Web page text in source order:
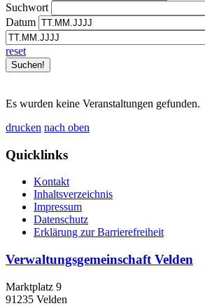
Suchwort
Datum
reset
Es wurden keine Veranstaltungen gefunden.
drucken nach oben
Quicklinks
Kontakt
Inhaltsverzeichnis
Impressum
Datenschutz
Erklärung zur Barrierefreiheit
Verwaltungsgemeinschaft Velden
Marktplatz 9
91235 Velden